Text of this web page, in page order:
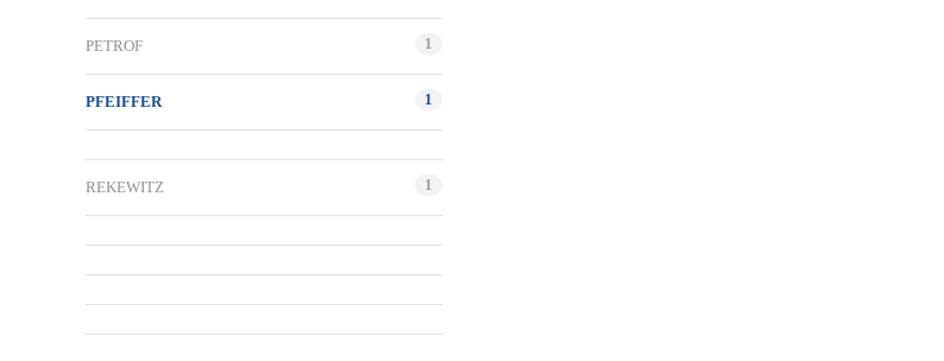
PETROF 1
PFEIFFER 1
REKEWITZ 1